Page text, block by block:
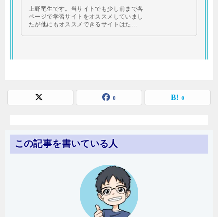
上野竜生です。当サイトでも少し前まで各
ページで学習サイトをオススメしていまし
たが他にもオススメできるサイトはた…
0 0
この記事を書いている人